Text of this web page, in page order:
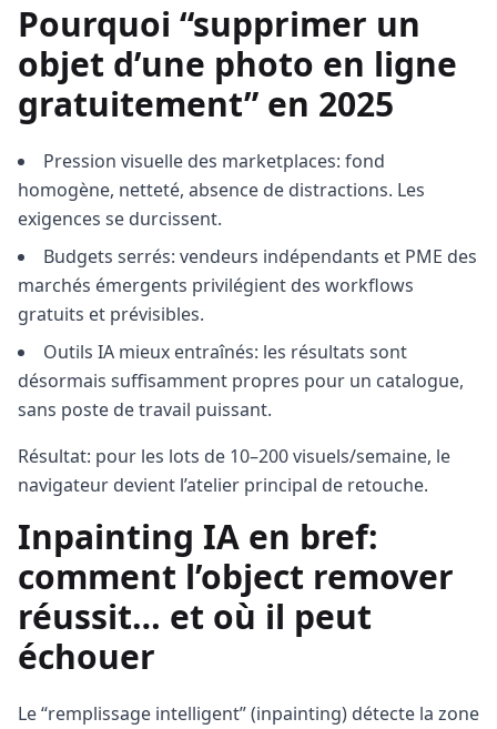
Pourquoi “supprimer un
objet d’une photo en ligne
gratuitement” en 2025
Pression visuelle des marketplaces: fond
homogène, netteté, absence de distractions. Les
exigences se durcissent.
Budgets serrés: vendeurs indépendants et PME des
marchés émergents privilégient des workflows
gratuits et prévisibles.
Outils IA mieux entraînés: les résultats sont
désormais suffisamment propres pour un catalogue,
sans poste de travail puissant.
Résultat: pour les lots de 10–200 visuels/semaine, le
navigateur devient l’atelier principal de retouche.
Inpainting IA en bref:
comment l’object remover
réussit… et où il peut
échouer
Le “remplissage intelligent” (inpainting) détecte la zone